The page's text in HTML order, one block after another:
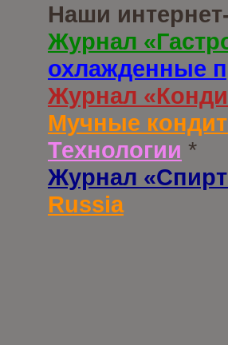
Наши
Журнал
охлажденные
Журнал
Мучные
Технологии *
Журнал
Russia